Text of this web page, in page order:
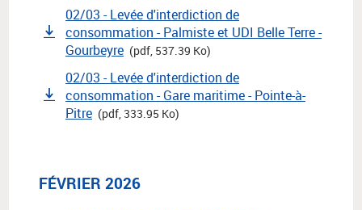
02/03 - Levée d'interdiction de
consommation - Palmiste et UDI Belle Terre -
Gourbeyre (pdf, 537.39 Ko)
02/03 - Levée d'interdiction de
consommation - Gare maritime - Pointe-à-
Pitre (pdf, 333.95 Ko)
FÉVRIER 2026